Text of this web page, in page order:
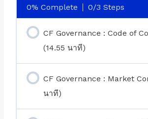
0% Complete 0/3 Steps
CF Governance : Code of
(14.55 นาที)
CF Governance : Market
นาที)